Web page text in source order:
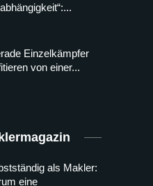
Einzelkämpfer
von einer...
als Makler:
eine